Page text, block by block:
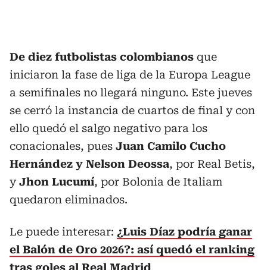
De diez futbolistas colombianos que
iniciaron la fase de liga de la Europa League
a semifinales no llegará ninguno. Este jueves
se cerró la instancia de cuartos de final y con
ello quedó el salgo negativo para los
conacionales, pues Juan Camilo Cucho
Hernández y Nelson Deossa, por Real Betis,
yJhon Lucumí, por Bolonia de Italiam
quedaron eliminados.
Le puede interesar: ¿Luis Díaz podría ganar
el Balón de Oro 2026?: así quedó el ranking
tras goles al Real Madrid